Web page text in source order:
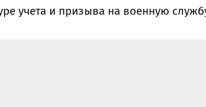
учета и призыва на военную